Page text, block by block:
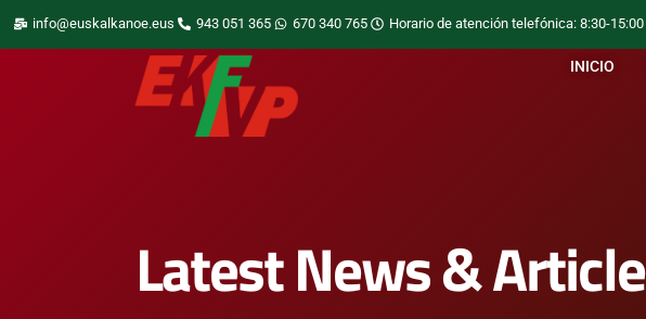
info@euskalkanoe.eus 943 051 365 670 340 765 Horario de atención telefónica: 8:30-15:00
INICIO
Latest News & Article